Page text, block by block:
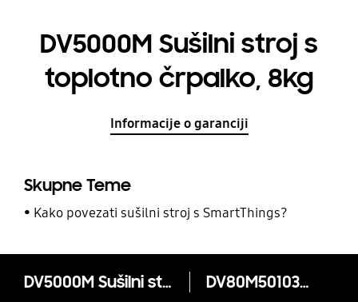
DV5000M Sušilni stroj s
toplotno črpalko, 8kg
Informacije o garanciji
Skupne Teme
Kako povezati sušilni stroj s SmartThings?
DV5000M Sušilni stroj s toplotno črpalko, 8kg DV80M50103W/LE